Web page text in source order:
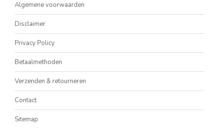
Algemene voorwaarden
Disclaimer
Privacy Policy
Betaalmethoden
Verzenden & retourneren
Contact
Sitemap